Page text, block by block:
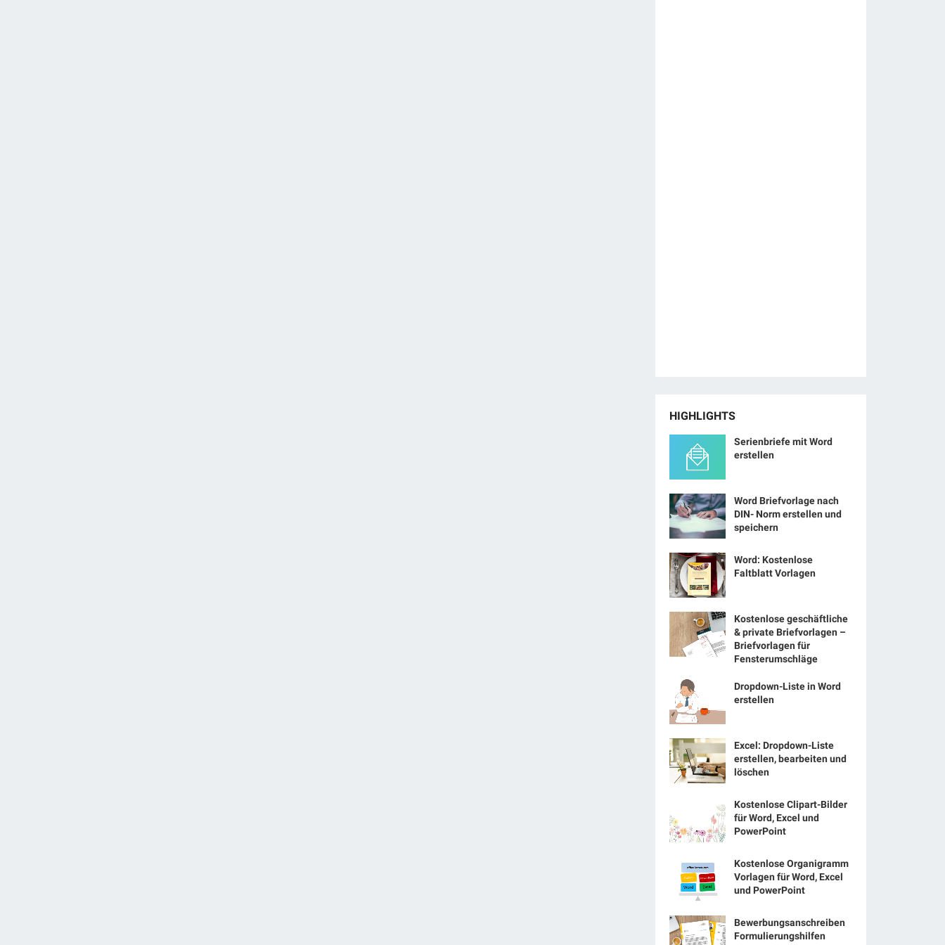
HIGHLIGHTS
Serienbriefe mit Word
erstellen
Word Briefvorlage nach
DIN- Norm erstellen und
speichern
Word: Kostenlose
Faltblatt Vorlagen
Kostenlose geschäftliche
& private Briefvorlagen –
Briefvorlagen für
Fensterumschläge
Dropdown-Liste in Word
erstellen
Excel: Dropdown-Liste
erstellen, bearbeiten und
löschen
Kostenlose Clipart-Bilder
für Word, Excel und
PowerPoint
Kostenlose Organigramm
Vorlagen für Word, Excel
und PowerPoint
Bewerbungsanschreiben
Formulierungshilfen